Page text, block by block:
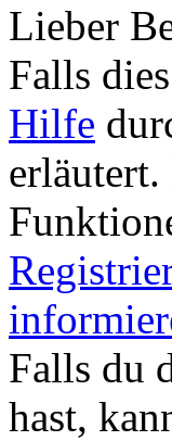
Lieber
Falls
Hilfe
Falls du
hast,